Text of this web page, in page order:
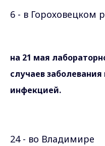
6 - в Гороховецком
на 21 мая
случаев
инфекцией.
24 - во Владимире